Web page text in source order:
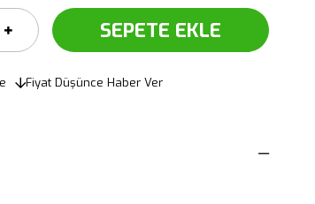
Fiyat Düşünce Haber Ver